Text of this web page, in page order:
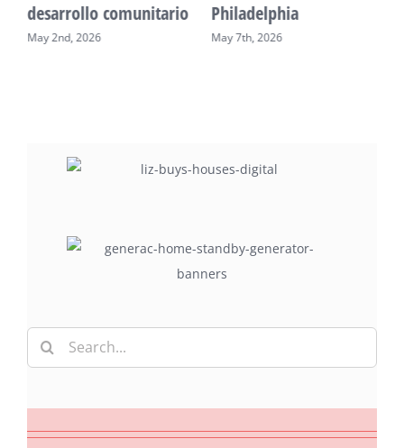
desarrollo comunitario
May 2nd, 2026
Philadelphia
May 7th, 2026
Search
for: